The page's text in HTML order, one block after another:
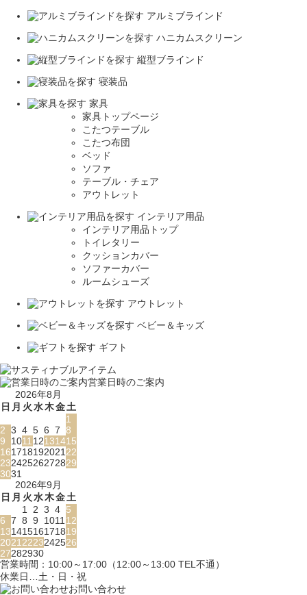
アルミブラインド
ハニカムスクリーン
縦型ブラインド
寝装品
家具
家具トップページ
こたつテーブル
こたつ布団
ベッド
ソファ
テーブル・チェア
アウトレット
インテリア用品
インテリア用品トップ
トイレタリー
クッションカバー
ソファーカバー
ルームシューズ
アウトレット
ベビー＆キッズ
ギフト
営業日時のご案内
2026年8月
日 月 火水木金土
1
2 3 4 5 6 7 8
9
1011 12131415
161718192021 22
23242526272829
3031
2026年9月
日 月 火水木金土
1
2 3 4 5
6 7 8 9 1011 12
13141516171819
2021 2223242526
27282930
営業時間：10:00～17:00（12:00～13:00 TEL不通）
休業日…土・日・祝
お問い合わせ